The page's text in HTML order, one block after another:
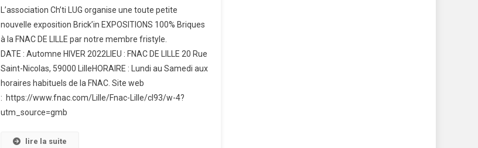
L’association Ch’ti LUG organise une toute petite
nouvelle exposition Brick’in EXPOSITIONS 100% Briques
à la FNAC DE LILLE par notre membre fristyle.
DATE : Automne HIVER 2022LIEU : FNAC DE LILLE 20 Rue
Saint-Nicolas, 59000 LilleHORAIRE : Lundi au Samedi aux
horaires habituels de la FNAC. Site web
: https://www.fnac.com/Lille/Fnac-Lille/cl93/w-4?
utm_source=gmb
lire la suite